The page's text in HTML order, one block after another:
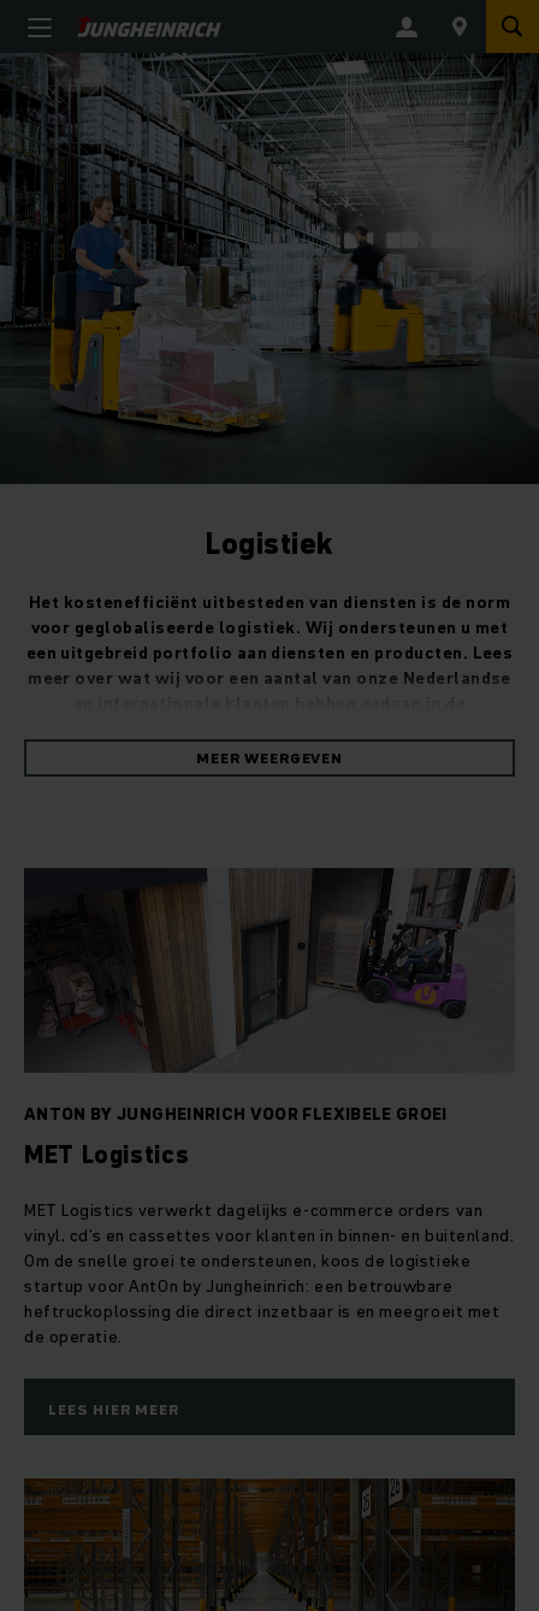
Logistiek
Het kostenefficiënt uitbesteden van diensten is de norm
voor geglobaliseerde logistiek. Wij ondersteunen u met
een uitgebreid portfolio aan diensten en producten. Lees
meer over wat wij voor een aantal van onze Nederlandse
MEER WEERGEVEN
ANTON BY JUNGHEINRICH VOOR FLEXIBELE GROEI
MET Logistics
MET Logistics verwerkt dagelijks e-commerce orders van
vinyl, cd’s en cassettes voor klanten in binnen- en buitenland.
Om de snelle groei te ondersteunen, koos de logistieke
startup voor AntOn by Jungheinrich: een betrouwbare
heftruckoplossing die direct inzetbaar is en meegroeit met
de operatie.
LEES HIER MEER